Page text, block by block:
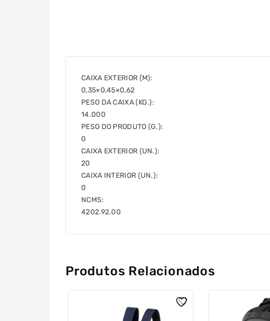
CAIXA EXTERIOR (M):
0,35×0,45×0,62
PESO DA CAIXA (KG.):
14.000
PESO DO PRODUTO (G.):
0
CAIXA EXTERIOR (UN.):
20
CAIXA INTERIOR (UN.):
0
NCMS:
4202.92.00
Produtos Relacionados